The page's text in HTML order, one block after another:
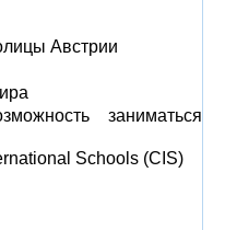
Австрии
заниматься
Schools (CIS)